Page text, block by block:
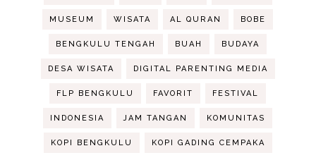
MUSEUM WISATA AL QURAN BOBE
BENGKULU TENGAH BUAH BUDAYA
DESA WISATA DIGITAL PARENTING MEDIA
FLP BENGKULU FAVORIT FESTIVAL
INDONESIA JAM TANGAN KOMUNITAS
KOPI BENGKULU KOPI GADING CEMPAKA